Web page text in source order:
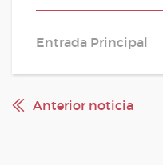
Entrada Principal
Anterior noticia